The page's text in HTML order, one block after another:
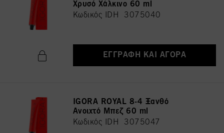
Χρυσό Χάλκινο 60 ml
Κωδικός IDH 3075040
ΕΓΓΡΑΦΉ ΚΑΙ ΑΓΟΡΆ
IGORA ROYAL 8-4 Ξανθό
Ανοιχτό Μπεζ 60 ml
Κωδικός IDH 3075047